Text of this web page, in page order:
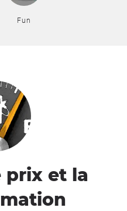
Fun
prix et la